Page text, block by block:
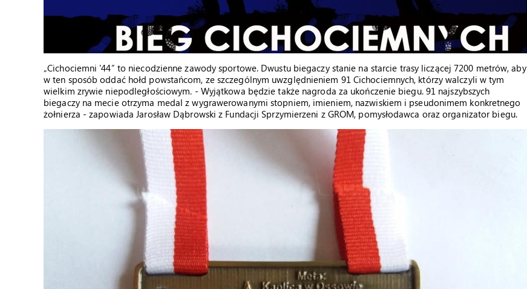
„Cichociemni '44” to niecodzienne zawody sportowe. Dwustu biegaczy stanie na starcie trasy liczącej 7200 metrów, aby
w ten sposób oddać hołd powstańcom, ze szczególnym uwzględnieniem 91 Cichociemnych, którzy walczyli w tym
wielkim zrywie niepodległościowym. - Wyjątkowa będzie także nagroda za ukończenie biegu. 91 najszybszych
biegaczy na mecie otrzyma medal z wygrawerowanymi stopniem, imieniem, nazwiskiem i pseudonimem konkretnego
żołnierza - zapowiada Jarosław Dąbrowski z Fundacji Sprzymierzeni z GROM, pomysłodawca oraz organizator biegu.